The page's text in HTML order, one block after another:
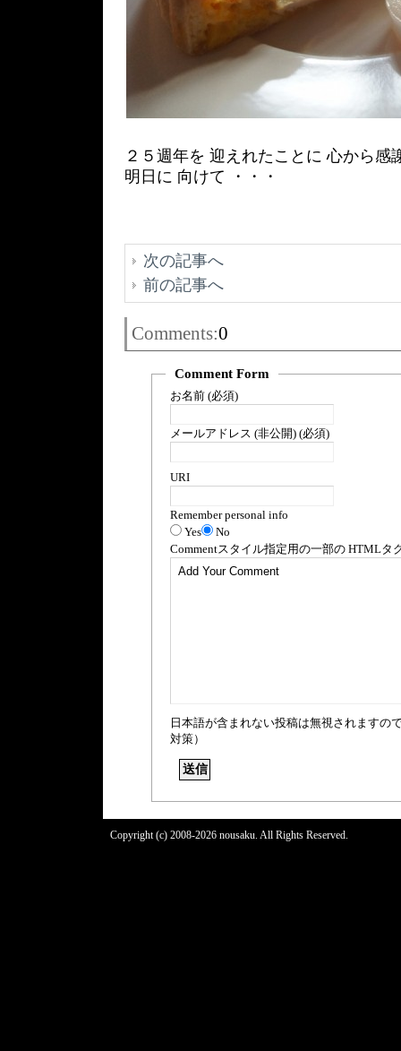
２５週年を 迎えれたことに 心から感
明日に 向けて ・・・
次の記事へ
前の記事へ
Comments:0
Comment Form
お名前 (必須)
メールアドレス (非公開) (必須)
URI
Remember personal info
Yes
No
Commentスタイル指定用の一部の HTMLタ
日本語が含まれない投稿は無視されますの
対策）
Copyright (c) 2008-2026 nousaku. All Rights Reserved.